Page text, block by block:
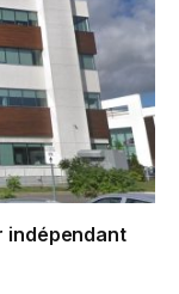
indépendant